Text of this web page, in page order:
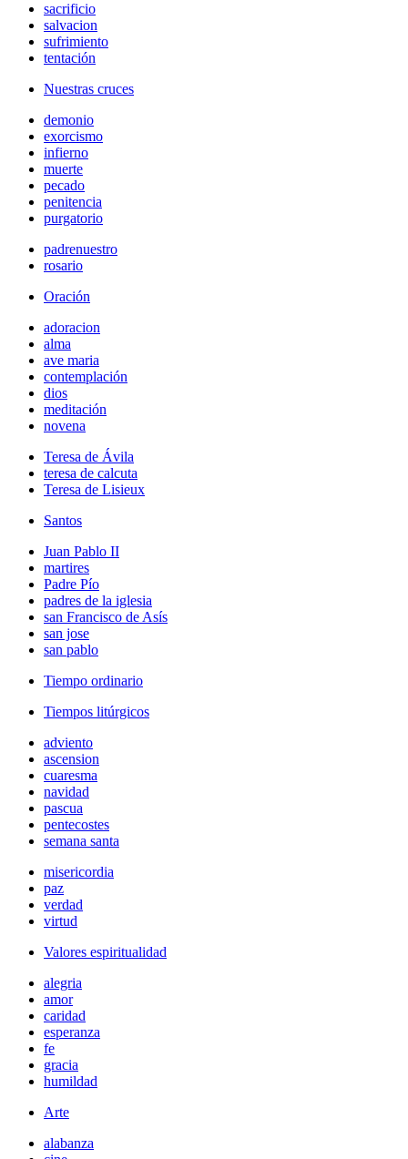
sacrificio
salvacion
sufrimiento
tentación
Nuestras cruces
demonio
exorcismo
infierno
muerte
pecado
penitencia
purgatorio
padrenuestro
rosario
Oración
adoracion
alma
ave maria
contemplación
dios
meditación
novena
Teresa de Ávila
teresa de calcuta
Teresa de Lisieux
Santos
Juan Pablo II
martires
Padre Pío
padres de la iglesia
san Francisco de Asís
san jose
san pablo
Tiempo ordinario
Tiempos litúrgicos
adviento
ascension
cuaresma
navidad
pascua
pentecostes
semana santa
misericordia
paz
verdad
virtud
Valores espiritualidad
alegria
amor
caridad
esperanza
fe
gracia
humildad
Arte
alabanza